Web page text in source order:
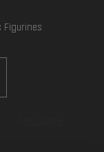
Figurines